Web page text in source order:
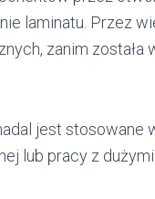
laminatu. Przez
zanim została
jest stosowane
lub pracy z dużymi